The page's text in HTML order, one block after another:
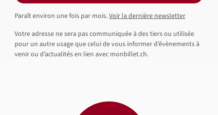
Paraît environ une fois par mois.Voir la dernière newsletter
Votre adresse ne sera pas communiquée à des tiers ou utilisée
pour un autre usage que celui de vous informer d’évènements à
venir ou d’actualités en lien avec monbillet.ch.